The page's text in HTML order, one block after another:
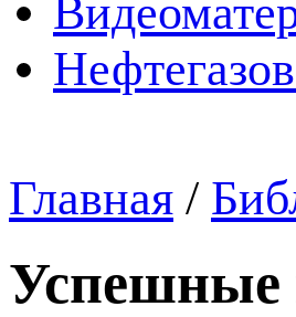
Главная /
Успешные